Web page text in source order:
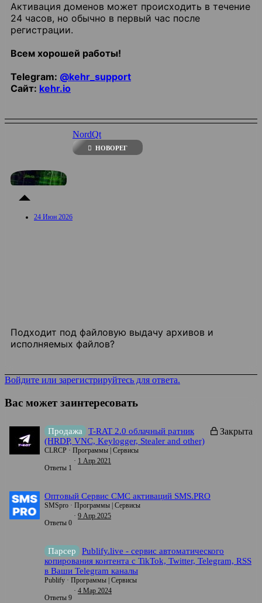
Активация доменов может происходить в течение
24 часов, но обычно в первый час после
регистрации.
Всем хорошей работы!
Telegram: @kehr_support
Сайт: kehr.io
NordQt
НОВОРЕГ
24 Июн 2026
Подходит под файловую выдачу архивов и
исполняемых файлов?
Войдите или зарегистрируйтесь для ответа.
Вас может заинтересовать
Закрыта
Продажа
T-RAT 2.0 облачный ратник
(HRDP, VNC, Keylogger, Stealer and other)
CLRCP Программы | Сервисы
Ответы 1
1 Апр 2021
Оптовый Сервис СМС активаций SMS.PRO
SMSpro Программы | Сервисы
Ответы 0
9 Апр 2025
Парсер
Publify.live - сервис автоматического
копирования контента с TikTok, Twitter, Telegram, RSS
в Ваши Telegram каналы
Publify Программы | Сервисы
Ответы 9
4 Мар 2024